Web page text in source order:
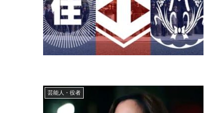
芸能人・役者